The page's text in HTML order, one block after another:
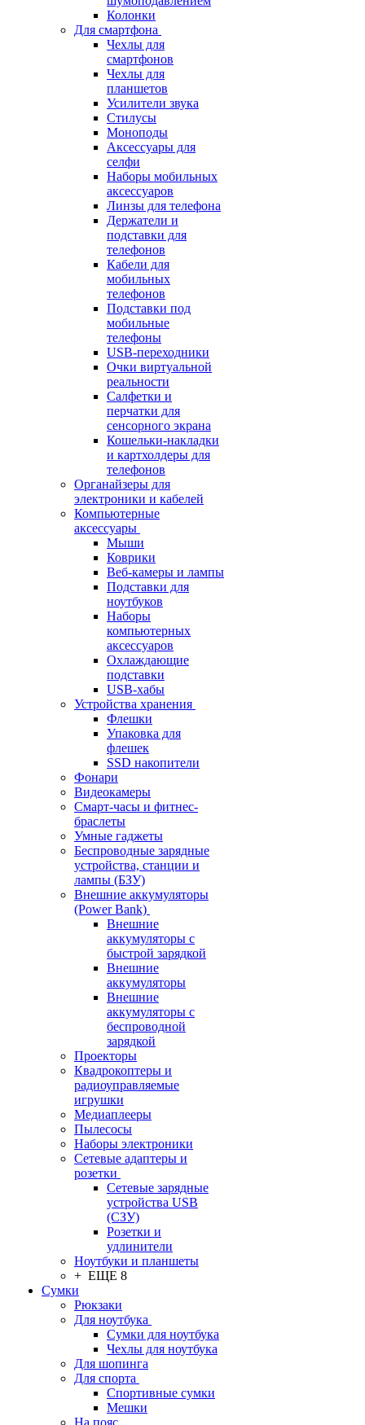
Колонки
Для смартфона
Чехлы для
смартфонов
Чехлы для
планшетов
Усилители звука
Стилусы
Моноподы
Аксессуары для
селфи
Наборы мобильных
аксессуаров
Линзы для телефона
Держатели и
подставки для
телефонов
Кабели для
мобильных
телефонов
Подставки под
мобильные
телефоны
USB-переходники
Очки виртуальной
реальности
Салфетки и
перчатки для
сенсорного экрана
Кошельки-накладки
и картхолдеры для
телефонов
Органайзеры для
электроники и кабелей
Компьютерные
аксессуары
Мыши
Коврики
Веб-камеры и лампы
Подставки для
ноутбуков
Наборы
компьютерных
аксессуаров
Охлаждающие
подставки
USB-хабы
Устройства хранения
Флешки
Упаковка для
флешек
SSD накопители
Фонари
Видеокамеры
Смарт-часы и фитнес-
браслеты
Умные гаджеты
Беспроводные зарядные
устройства, станции и
лампы (БЗУ)
Внешние аккумуляторы
(Power Bank)
Внешние
аккумуляторы с
быстрой зарядкой
Внешние
аккумуляторы
Внешние
аккумуляторы с
беспроводной
зарядкой
Проекторы
Квадрокоптеры и
радиоуправляемые
игрушки
Медиаплееры
Пылесосы
Наборы электроники
Сетевые адаптеры и
розетки
Сетевые зарядные
устройства USB
(СЗУ)
Розетки и
удлинители
Ноутбуки и планшеты
+ ЕЩЕ 8
Сумки
Рюкзаки
Для ноутбука
Сумки для ноутбука
Чехлы для ноутбука
Для шопинга
Для спорта
Спортивные сумки
Мешки
На пояс